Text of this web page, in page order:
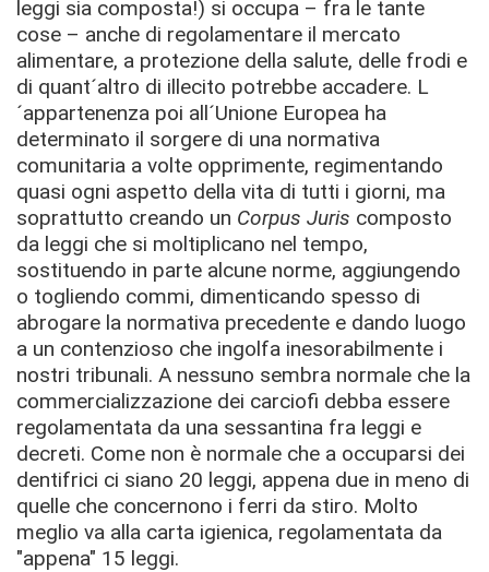
leggi sia composta!) si occupa – fra le tante
cose – anche di regolamentare il mercato
alimentare, a protezione della salute, delle frodi e
di quant´altro di illecito potrebbe accadere. L
´appartenenza poi all´Unione Europea ha
determinato il sorgere di una normativa
comunitaria a volte opprimente, regimentando
quasi ogni aspetto della vita di tutti i giorni, ma
soprattutto creando un Corpus Juris composto
da leggi che si moltiplicano nel tempo,
sostituendo in parte alcune norme, aggiungendo
o togliendo commi, dimenticando spesso di
abrogare la normativa precedente e dando luogo
a un contenzioso che ingolfa inesorabilmente i
nostri tribunali. A nessuno sembra normale che la
commercializzazione dei carciofi debba essere
regolamentata da una sessantina fra leggi e
decreti. Come non è normale che a occuparsi dei
dentifrici ci siano 20 leggi, appena due in meno di
quelle che concernono i ferri da stiro. Molto
meglio va alla carta igienica, regolamentata da
"appena" 15 leggi.